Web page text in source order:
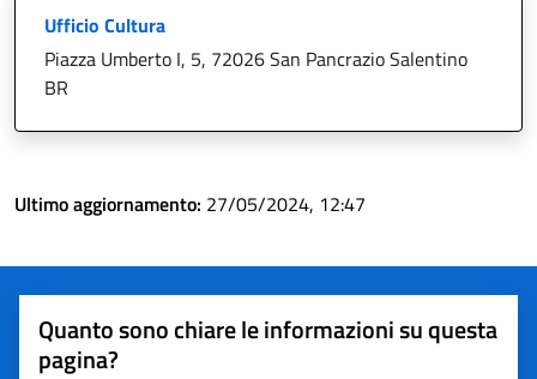
Ufficio Cultura
Piazza Umberto I, 5, 72026 San Pancrazio Salentino
BR
Ultimo aggiornamento: 27/05/2024, 12:47
Quanto sono chiare le informazioni su questa
pagina?